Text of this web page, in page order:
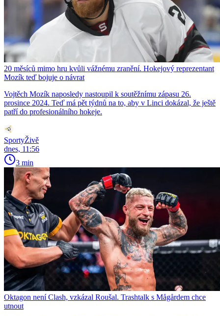
20 měsíců mimo hru kvůli vážnému zranění. Hokejový reprezentant
Mozík teď bojuje o návrat
Vojtěch Mozík naposledy nastoupil k soutěžnímu zápasu 26.
prosince 2024. Teď má pět týdnů na to, aby v Linci dokázal, že ještě
patří do profesionálního hokeje.
SportyŽivě
dnes, 11:56
3 min
Oktagon není Clash, vzkázal Roušal. Trashtalk s Mågårdem chce
utnout